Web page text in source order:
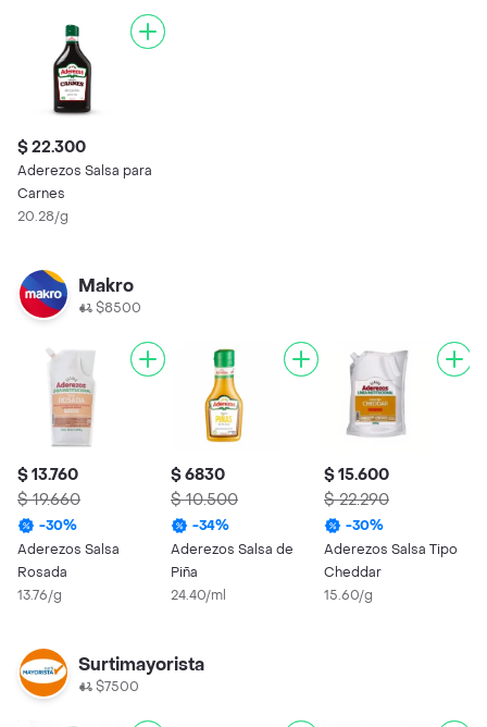
$ 22.300
Aderezos Salsa para
Carnes
20.28/g
Makro
$8500
$ 13.760
$ 19.660
-30%
Aderezos Salsa
Rosada
13.76/g
$ 6830
$ 10.500
-34%
Aderezos Salsa de
Piña
24.40/ml
$ 15.600
$ 22.290
-30%
Aderezos Salsa Tipo
Cheddar
15.60/g
Surtimayorista
$7500